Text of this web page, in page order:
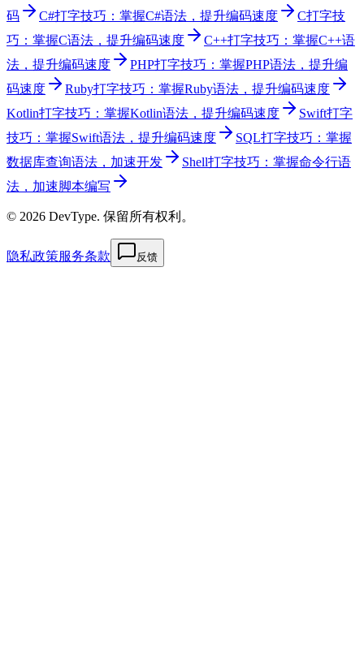
码
C#打字技巧：掌握C#语法，提升编码速度
C打字技
巧：掌握C语法，提升编码速度
C++打字技巧：掌握C++语
法，提升编码速度
PHP打字技巧：掌握PHP语法，提升编
码速度
Ruby打字技巧：掌握Ruby语法，提升编码速度
Kotlin打字技巧：掌握Kotlin语法，提升编码速度
Swift打字
技巧：掌握Swift语法，提升编码速度
SQL打字技巧：掌握
数据库查询语法，加速开发
Shell打字技巧：掌握命令行语
法，加速脚本编写
© 2026 DevType. 保留所有权利。
隐私政策服务条款 反馈